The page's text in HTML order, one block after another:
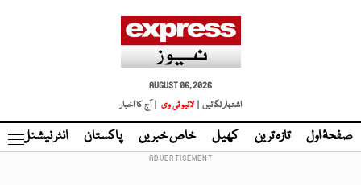
AUGUST 06, 2026
اشتہار لگائیں |
لائیو ٹی وی | آج کا اخبار
صفحۂ اول تازہ ترین کھیل خاص خبریں پاکستان انٹر نیشنل